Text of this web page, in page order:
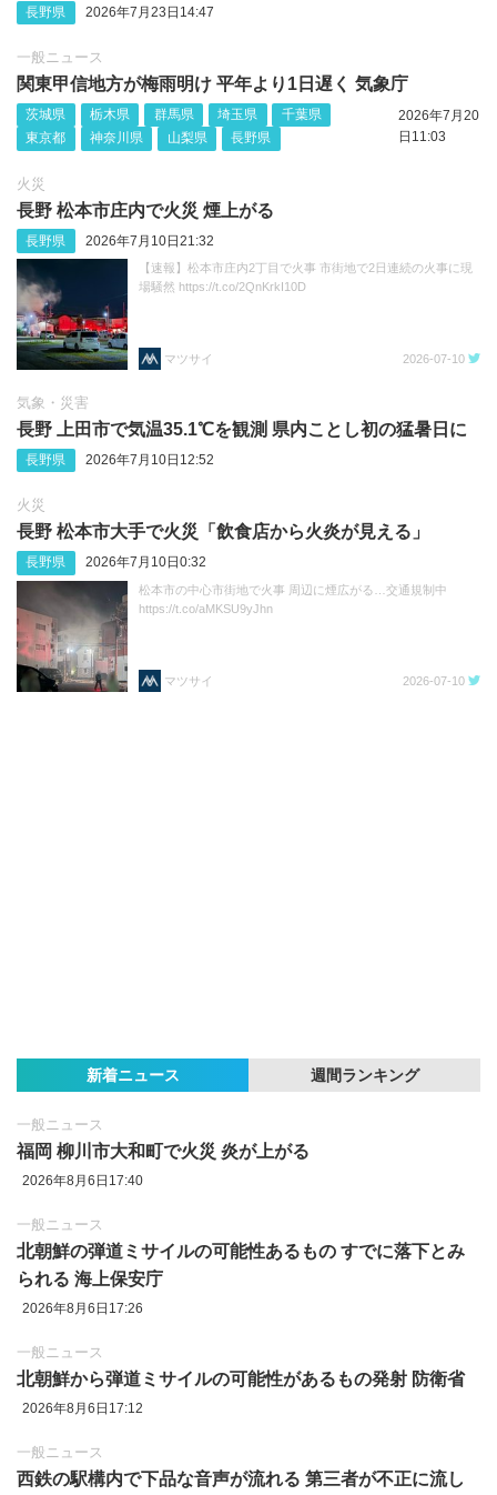
長野県 2026年7月23日14:47
一般ニュース
関東甲信地方が梅雨明け 平年より1日遅く 気象庁
茨城県 栃木県 群馬県 埼玉県
千葉県
東京都
神奈川県 山梨県 長野県
2026年7月20
日11:03
火災
長野 松本市庄内で火災 煙上がる
長野県 2026年7月10日21:32
【速報】松本市庄内2丁目で火事 市街地で2日連続の火事に現
場騒然 https://t.co/2QnKrkI10D
マツサイ 2026-07-10
気象・災害
長野 上田市で気温35.1℃を観測 県内ことし初の猛暑日に
長野県 2026年7月10日12:52
火災
長野 松本市大手で火災「飲食店から火炎が見える」
長野県 2026年7月10日0:32
松本市の中心市街地で火事 周辺に煙広がる…交通規制中
https://t.co/aMKSU9yJhn
マツサイ 2026-07-10
新着ニュース 週間ランキング
一般ニュース
福岡 柳川市大和町で火災 炎が上がる
2026年8月6日17:40
一般ニュース
北朝鮮の弾道ミサイルの可能性あるもの すでに落下とみ
られる 海上保安庁
2026年8月6日17:26
一般ニュース
北朝鮮から弾道ミサイルの可能性があるもの発射 防衛省
2026年8月6日17:12
一般ニュース
西鉄の駅構内で下品な音声が流れる 第三者が不正に流し